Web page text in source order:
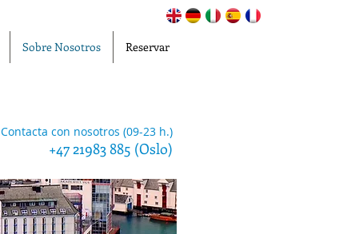
Sobre Nosotros Reservar
Contacta con nosotros (09-23 h.)
+47 21983 885 (Oslo)